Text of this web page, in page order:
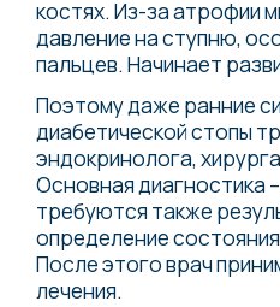
костях. Из-за атрофии
давление на ступню,
пальцев. Начинает
Поэтому даже ранние
диабетической стопы
эндокринолога,
Основная диагностика
требуются также
определение
После этого врач
лечения.​